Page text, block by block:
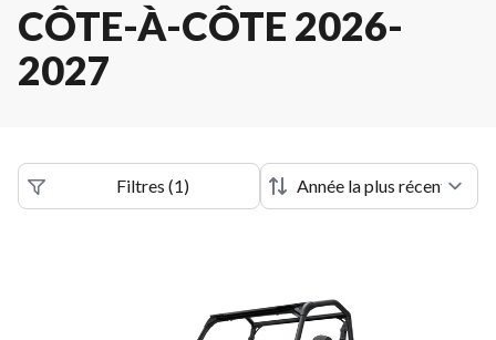
CÔTE-À-CÔTE 2026-
2027
Filtres (1)